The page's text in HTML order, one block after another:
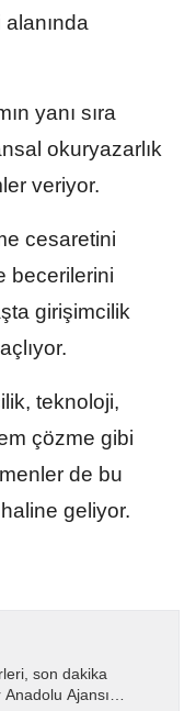
alanında
yanı sıra
okuryazarlık
veriyor.
cesaretini
becerilerini
girişimcilik
teknoloji,
çözme gibi
de bu
geliyor.
son dakika
Ajansı